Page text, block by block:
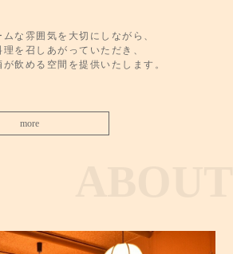
ムな雰囲気を大切にしながら、
を召しあがっていただき、
飲める空間を提供いたします。
more